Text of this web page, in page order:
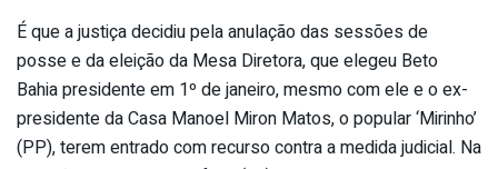
É que a justiça decidiu pela anulação das sessões de
posse e da eleição da Mesa Diretora, que elegeu Beto
Bahia presidente em 1º de janeiro, mesmo com ele e o ex-
presidente da Casa Manoel Miron Matos, o popular ‘Mirinho’
(PP), terem entrado com recurso contra a medida judicial. Na